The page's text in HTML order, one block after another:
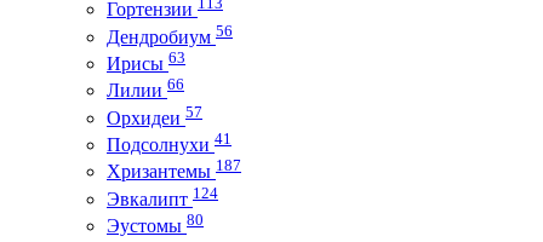
Гортензии
Дендробиум 56
Ирисы 63
Лилии 66
Орхидеи 57
Подсолнухи 41
Хризантемы 187
Эвкалипт 124
Эустомы 80